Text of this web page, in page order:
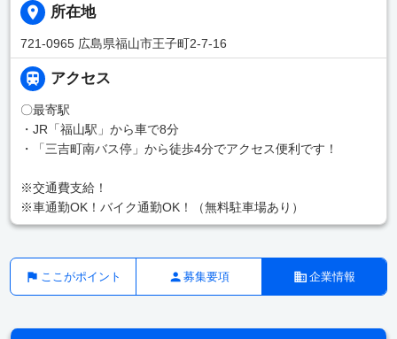
所在地
721-0965 広島県福山市王子町2-7-16
アクセス
〇最寄駅
・JR「福山駅」から車で8分
・「三吉町南バス停」から徒歩4分でアクセス便利です！
※交通費支給！
※車通勤OK！バイク通勤OK！（無料駐車場あり）
ここがポイント 募集要項 企業情報